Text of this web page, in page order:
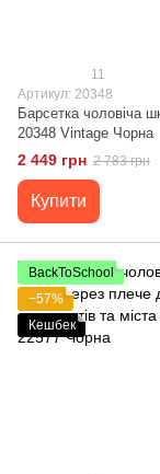
11
Артикул: 20348
Барсетка чоловіча
20348 Vintage Чорна
2 449 грн 2 783 грн
Купити
BackToSchool
−57%
Кешбек